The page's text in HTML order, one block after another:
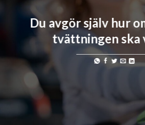
Du avgör själv hur
tvättningen ska